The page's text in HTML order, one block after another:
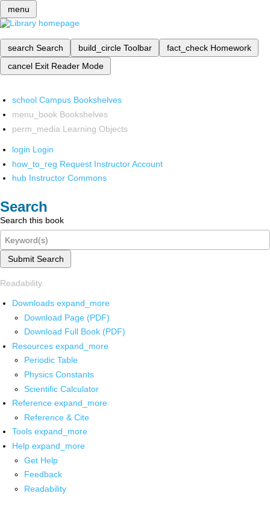
menu
search Search build_circle Toolbar fact_check Homework
cancel Exit Reader Mode
school Campus Bookshelves
menu_book Bookshelves
perm_media Learning Objects
login Login
how_to_reg Request Instructor Account
hub Instructor Commons
Search
Search this book
Submit Search
Readability
Downloads expand_more
Download Page (PDF)
Download Full Book (PDF)
Resources expand_more
Periodic Table
Physics Constants
Scientific Calculator
Reference expand_more
Reference & Cite
Tools expand_more
Help expand_more
Get Help
Feedback
Readability